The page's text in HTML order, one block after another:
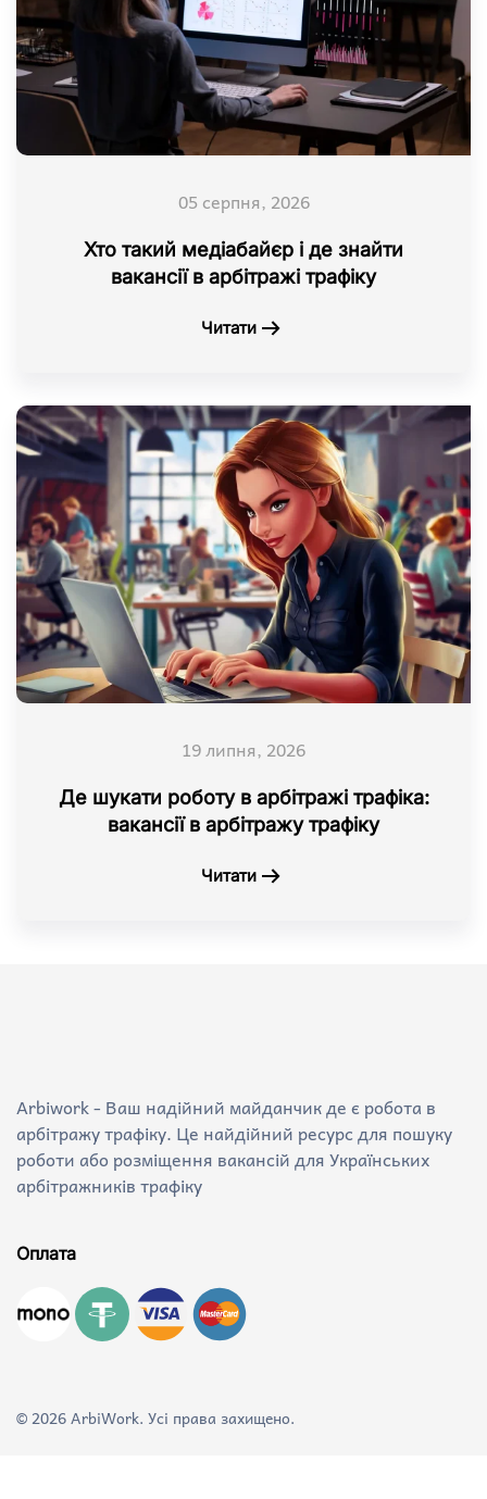
05 серпня, 2026
Хто такий медіабайєр і де знайти
вакансії в арбітражі трафіку
Читати
19 липня, 2026
Де шукати роботу в арбітражі трафіка:
вакансії в арбітражу трафіку
Читати
Arbiwork - Ваш надійний майданчик де є робота в
арбітражу трафіку. Це найдійний ресурс для пошуку
роботи або розміщення вакансій для Українських
арбітражників трафіку
Оплата
©2026ArbiWork. Усі права захищено.